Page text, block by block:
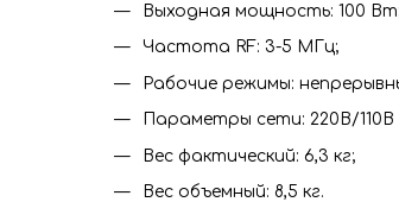
Выходная мощность: 100
Частота RF: 3-5 МГц;
Рабочие режимы:
Параметры сети: 220В/110В
Вес фактический: 6,3 кг;
Вес объемный: 8,5 кг.